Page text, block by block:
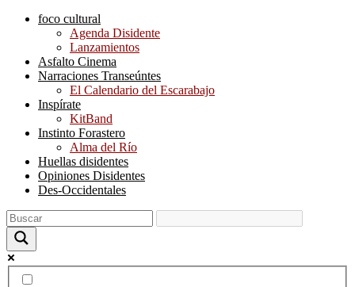
foco cultural
Agenda Disidente
Lanzamientos
Asfalto Cinema
Narraciones Transeúntes
El Calendario del Escarabajo
Inspírate
KitBand
Instinto Forastero
Alma del Río
Huellas disidentes
Opiniones Disidentes
Des-Occidentales